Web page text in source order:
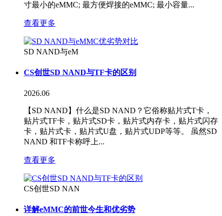
寸最小的eMMC; 最方便焊接的eMMC; 最小容量...
查看更多
SD NAND与eM
CS创世SD NAND与TF卡的区别
2026.06
【SD NAND】什么是SD NAND？它俗称贴片式T卡，
贴片式TF卡，贴片式SD卡，贴片式内存卡，贴片式闪存
卡，贴片式卡，贴片式U盘，贴片式UDP等等。 虽然SD
NAND 和TF卡称呼上...
查看更多
CS创世SD NAN
详解eMMC的前世今生和优劣势